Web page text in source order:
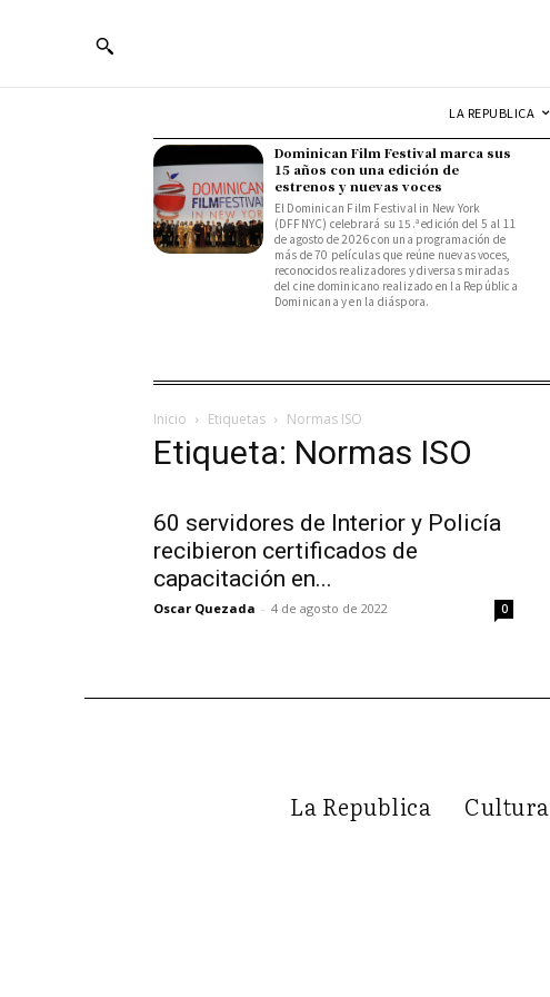
LA REPUBLICA
Dominican Film Festival marca sus
15 años con una edición de
estrenos y nuevas voces
El Dominican Film Festival in New York
(DFFNYC) celebrará su 15.ª edición del 5 al 11
de agosto de 2026 con una programación de
más de 70 películas que reúne nuevas voces,
reconocidos realizadores y diversas miradas
del cine dominicano realizado en la República
Dominicana y en la diáspora.
Inicio Etiquetas Normas ISO
Etiqueta: Normas ISO
60 servidores de Interior y Policía
recibieron certificados de
capacitación en...
Oscar Quezada - 4 de agosto de 2022 0
La Republica Cultura